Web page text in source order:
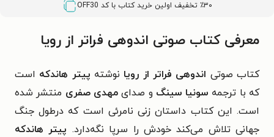
٪۳۰ تخفیف اولین خرید کتاب با کد OFF30
معرفی کتاب صوتی اندوهی فراتر از رویا
کتاب صوتی اندوهی فراتر از رویا نوشته پیتر هاندکه است
که با ترجمه سونیا سینگ و صدایمهدی صفری منتشر شده
است. این کتاب داستان زنی نامرئی است که درطول جنگ
جهانی تلاش می‌کند خودش را سرپا نگه‌دارد. پیتر هاندکه